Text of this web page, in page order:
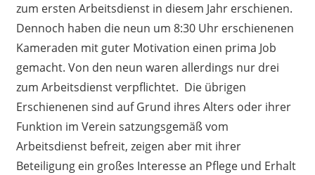
zum ersten Arbeitsdienst in diesem Jahr erschienen.
Dennoch haben die neun um 8:30 Uhr erschienenen
Kameraden mit guter Motivation einen prima Job
gemacht. Von den neun waren allerdings nur drei
zum Arbeitsdienst verpflichtet. Die übrigen
Erschienenen sind auf Grund ihres Alters oder ihrer
Funktion im Verein satzungsgemäß vom
Arbeitsdienst befreit, zeigen aber mit ihrer
Beteiligung ein großes Interesse an Pflege und Erhalt